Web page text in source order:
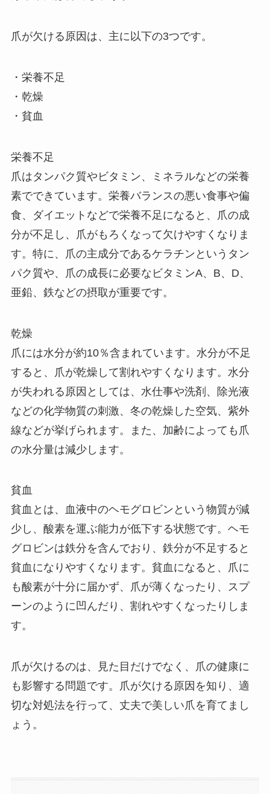
爪が欠ける原因は、主に以下の3つです。
・栄養不足
・乾燥
・貧血
栄養不足
爪はタンパク質やビタミン、ミネラルなどの栄養
素でできています。栄養バランスの悪い食事や偏
食、ダイエットなどで栄養不足になると、爪の成
分が不足し、爪がもろくなって欠けやすくなりま
す。特に、爪の主成分であるケラチンというタン
パク質や、爪の成長に必要なビタミンA、B、D、
亜鉛、鉄などの摂取が重要です。
乾燥
爪には水分が約10％含まれています。水分が不足
すると、爪が乾燥して割れやすくなります。水分
が失われる原因としては、水仕事や洗剤、除光液
などの化学物質の刺激、冬の乾燥した空気、紫外
線などが挙げられます。また、加齢によっても爪
の水分量は減少します。
貧血
貧血とは、血液中のヘモグロビンという物質が減
少し、酸素を運ぶ能力が低下する状態です。ヘモ
グロビンは鉄分を含んでおり、鉄分が不足すると
貧血になりやすくなります。貧血になると、爪に
も酸素が十分に届かず、爪が薄くなったり、スプ
ーンのように凹んだり、割れやすくなったりしま
す。
爪が欠けるのは、見た目だけでなく、爪の健康に
も影響する問題です。爪が欠ける原因を知り、適
切な対処法を行って、丈夫で美しい爪を育てまし
ょう。